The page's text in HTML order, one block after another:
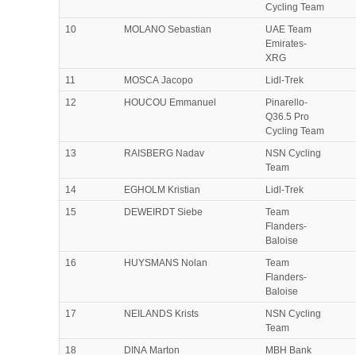
Cycling Team
10
MOLANO Sebastian
UAE Team
Emirates-
XRG
11
MOSCA Jacopo
Lidl-Trek
12
HOUCOU Emmanuel
Pinarello-
Q36.5 Pro
Cycling Team
13
RAISBERG Nadav
NSN Cycling
Team
14
EGHOLM Kristian
Lidl-Trek
15
DEWEIRDT Siebe
Team
Flanders-
Baloise
16
HUYSMANS Nolan
Team
Flanders-
Baloise
17
NEILANDS Krists
NSN Cycling
Team
18
DINA Marton
MBH Bank